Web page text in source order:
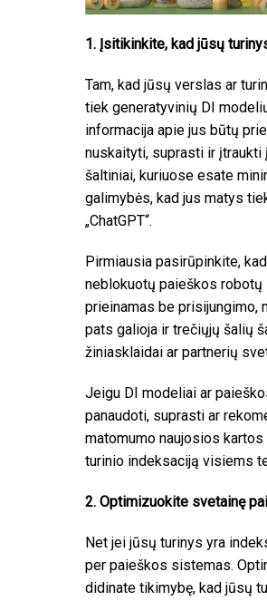
1. Įsitikinkite, kad jūsų
Tam, kad jūsų verslas ar
tiek generatyvinių DI
informacija apie jus būtų
nuskaityti, suprasti ir
šaltiniai, kuriuose esate
galimybės, kad jus matys
„ChatGPT“.
Pirmiausia pasirūpinkite,
neblokuotų paieškos
prieinamas be prisijungimo,
pats galioja ir trečiųjų šalių
žiniasklaidai ar partnerių
Jeigu DI modeliai ar
panaudoti, suprasti ar
matomumo naujosios
turinio indeksaciją visiems
2. Optimizuokite svetainę
Net jei jūsų turinys yra
per paieškos sistemas.
didinate tikimybę, kad jūsų